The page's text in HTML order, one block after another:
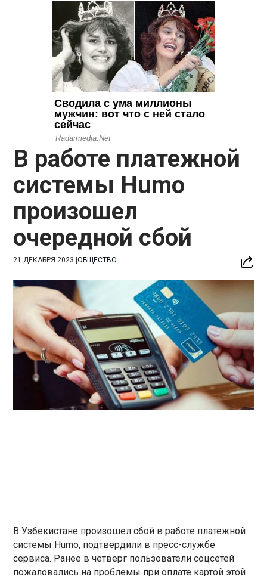
В работе платежной
системы Humo
произошел
очередной сбой
21 ДЕКАБРЯ 2023 |ОБЩЕСТВО
В Узбекистане произошел сбой в работе платежной
системы Humo, подтвердили в пресс-службе
сервиса. Ранее в четверг пользователи соцсетей
пожаловались на проблемы при оплате картой этой